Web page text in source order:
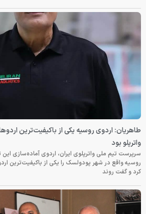
طاهریان: اردوی روسیه یکی از باکیفیت‌ترین
واترپلو بود
سرپرست تیم ملی واترپلوی ایران، اردوی آماده‌سازی
روسیه واقع در شهر پودولسک را یکی از باکیفیت‌ترین
کرد و گفت روند